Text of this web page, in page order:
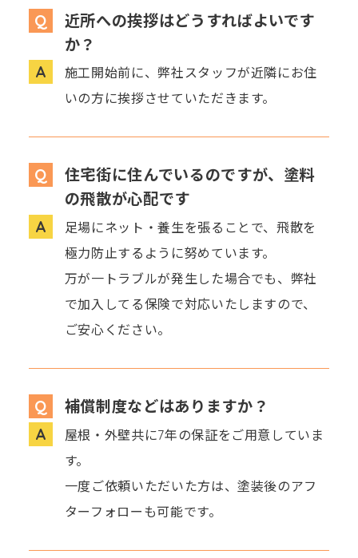
近所への挨拶はどうすればよいです
か？
施工開始前に、弊社スタッフが近隣にお住
いの方に挨拶させていただきます。
住宅街に住んでいるのですが、塗料
の飛散が心配です
足場にネット・養生を張ることで、飛散を
極力防止するように努めています。
万が一トラブルが発生した場合でも、弊社
で加入してる保険で対応いたしますので、
ご安心ください。
補償制度などはありますか？
屋根・外壁共に7年の保証をご用意していま
す。
一度ご依頼いただいた方は、塗装後のアフ
ターフォローも可能です。